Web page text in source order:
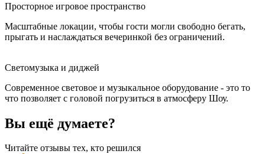
Просторное игровое пространство
Масштабные локации, чтобы гости могли свободно бегать,
прыгать и наслаждаться вечеринкой без ограничений.
Светомузыка и диджей
Современное световое и музыкальное оборудование - это то
что позволяет с головой погрузиться в атмосферу Шоу.
Вы ещё думаете?
Читайте отзывы тех, кто решился